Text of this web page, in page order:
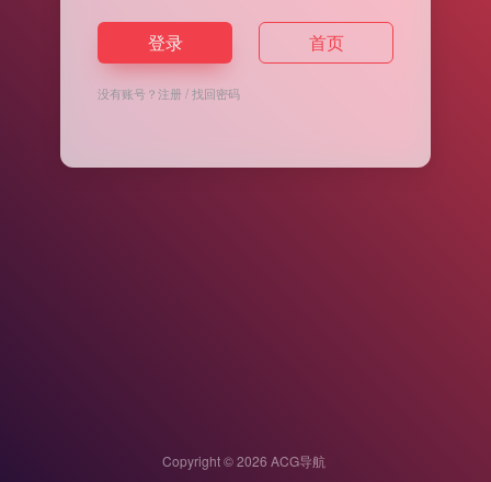
登录 首页
没有账号？注册/找回密码
Copyright © 2026 ACG导航